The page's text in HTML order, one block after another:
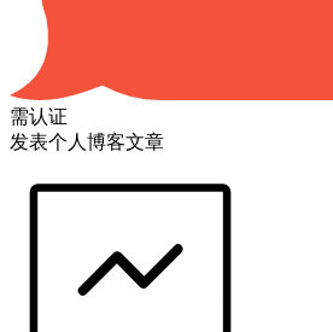
需认证
发表个人博客文章